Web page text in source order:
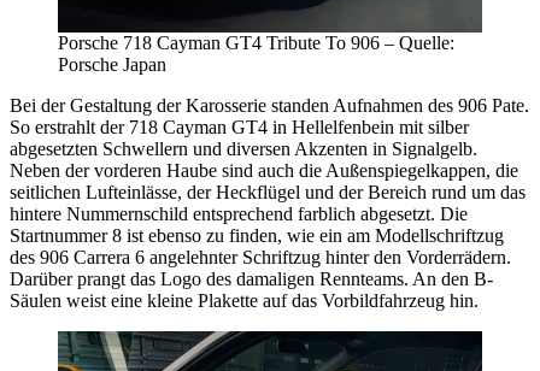
Porsche 718 Cayman GT4 Tribute To 906 – Quelle:
Porsche Japan
Bei der Gestaltung der Karosserie standen Aufnahmen des 906 Pate.
So erstrahlt der 718 Cayman GT4 in Hellelfenbein mit silber
abgesetzten Schwellern und diversen Akzenten in Signalgelb.
Neben der vorderen Haube sind auch die Außenspiegelkappen, die
seitlichen Lufteinlässe, der Heckflügel und der Bereich rund um das
hintere Nummernschild entsprechend farblich abgesetzt. Die
Startnummer 8 ist ebenso zu finden, wie ein am Modellschriftzug
des 906 Carrera 6 angelehnter Schriftzug hinter den Vorderrädern.
Darüber prangt das Logo des damaligen Rennteams. An den B-
Säulen weist eine kleine Plakette auf das Vorbildfahrzeug hin.